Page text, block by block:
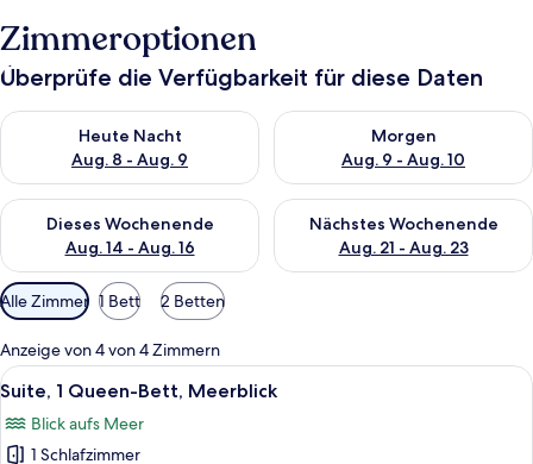
Zimmeroptionen
Überprüfe die Verfügbarkeit für diese Daten
Heute Nacht
Aug. 8 - Aug. 9
Überprüfe die Verfügbarkeit für heute Nacht, Aug. 8 - Aug. 9.
Morgen
Aug. 9 - Aug. 10
Überprüfe die Verfügbarkeit
Dieses Wochenende
Aug. 14 - Aug. 16
Überprüfe die Verfügbarkeit für dieses Wochenende, Aug. 14
Nächstes Wochenende
Aug. 21 - Aug. 23
Überprüfe die Verfügbarkeit
Verfügbare
Filter
für
Zimmer
Alle Zimmer 1 Bett 2 Betten
Anzeige von 4 von 4 Zimmern
Alle
Fotos
für
Suite, 1 Queen-Bett, Meerblick |
5
Suite, 1 Queen-Bett, Meerblick
Blick aufs Meer
1 Schlafzimmer